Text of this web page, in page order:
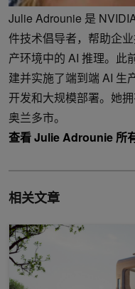
Julie Adrounie 是
件技术倡导者，帮助企
产环境中的 AI 推理。此
建并实施了端到端 AI 生
开发和大规模部署。她
奥兰多市。
查看 Julie Adrounie 所
相关文章
使用 NVIDIA OptiX 工具包